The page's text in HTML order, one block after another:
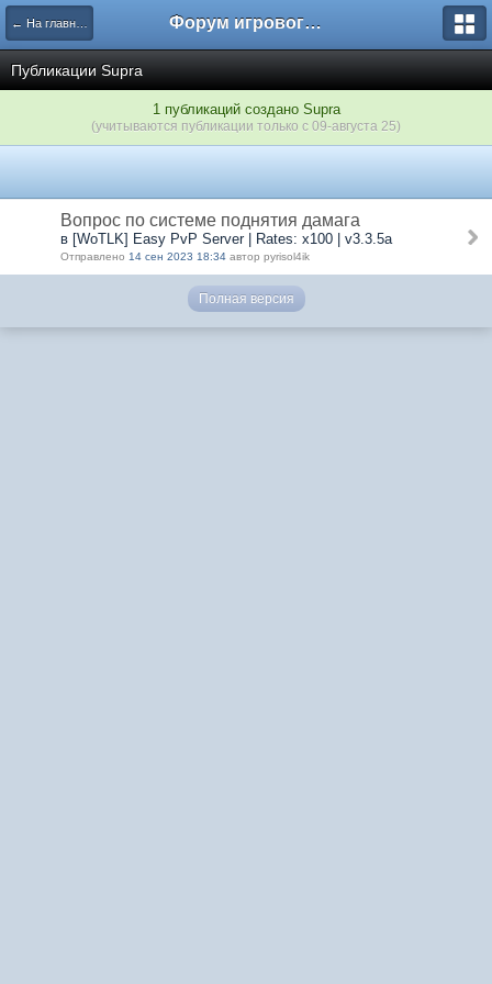
← На главную Форум игрового проекта Riverrise
Публикации Supra
1 публикаций создано Supra
(учитываются публикации только с 09-августа 25)
Вопрос по системе поднятия дамага
в [WoTLK] Easy PvP Server | Rates: x100 | v3.3.5a
Отправлено 14 сен 2023 18:34 автор pyrisol4ik
Полная версия